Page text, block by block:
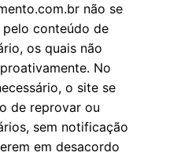
não se
conteúdo de
os quais não
No
o site se
de reprovar ou
sem notificação
em desacordo